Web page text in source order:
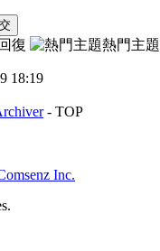
復 熱門主題
18:19
- TOP
Inc.